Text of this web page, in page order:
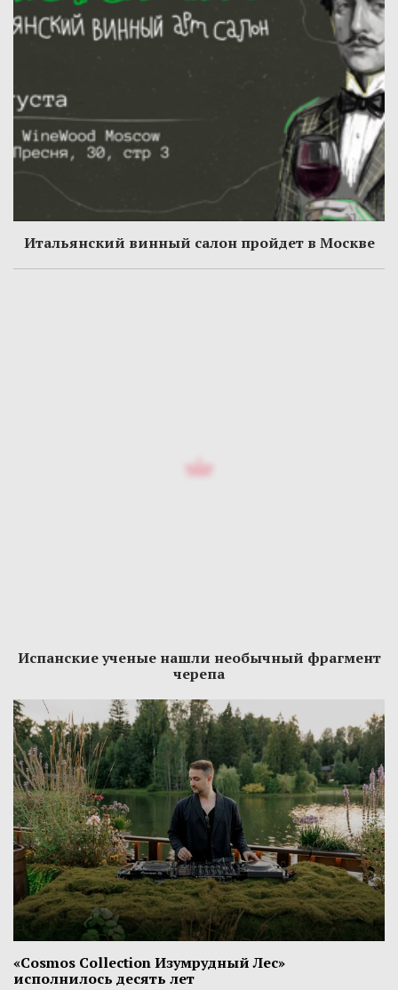
Итальянский винный салон пройдет в Москве
Испанские ученые нашли необычный фрагмент
черепа
«Cosmos Collection Изумрудный Лес»
исполнилось десять лет